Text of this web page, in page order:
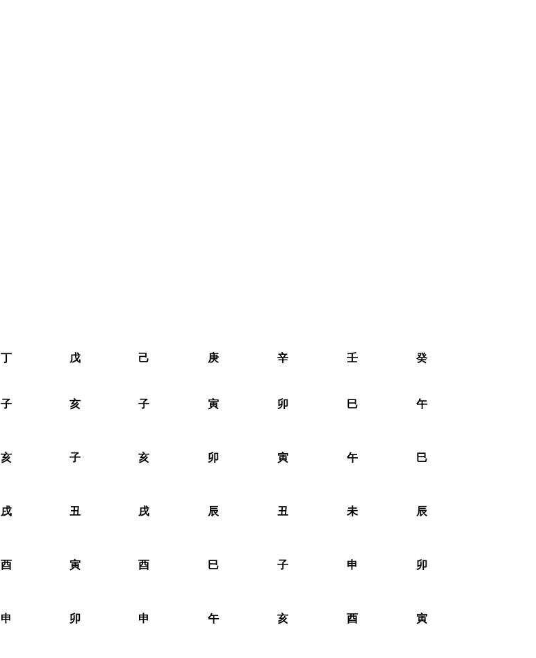
丁 戊 己 庚 辛 壬 癸
子 亥 子 寅 卯 巳 午
亥 子 亥 卯 寅 午 巳
戌 丑 戌 辰 丑 未 辰
酉 寅 酉 巳 子 申 卯
申 卯 申 午 亥 酉 寅